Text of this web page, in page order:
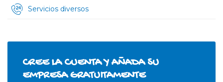
Servicios diversos
CREE LA CUENTA Y AÑADA SU
EMPRESA GRATUITAMENTE